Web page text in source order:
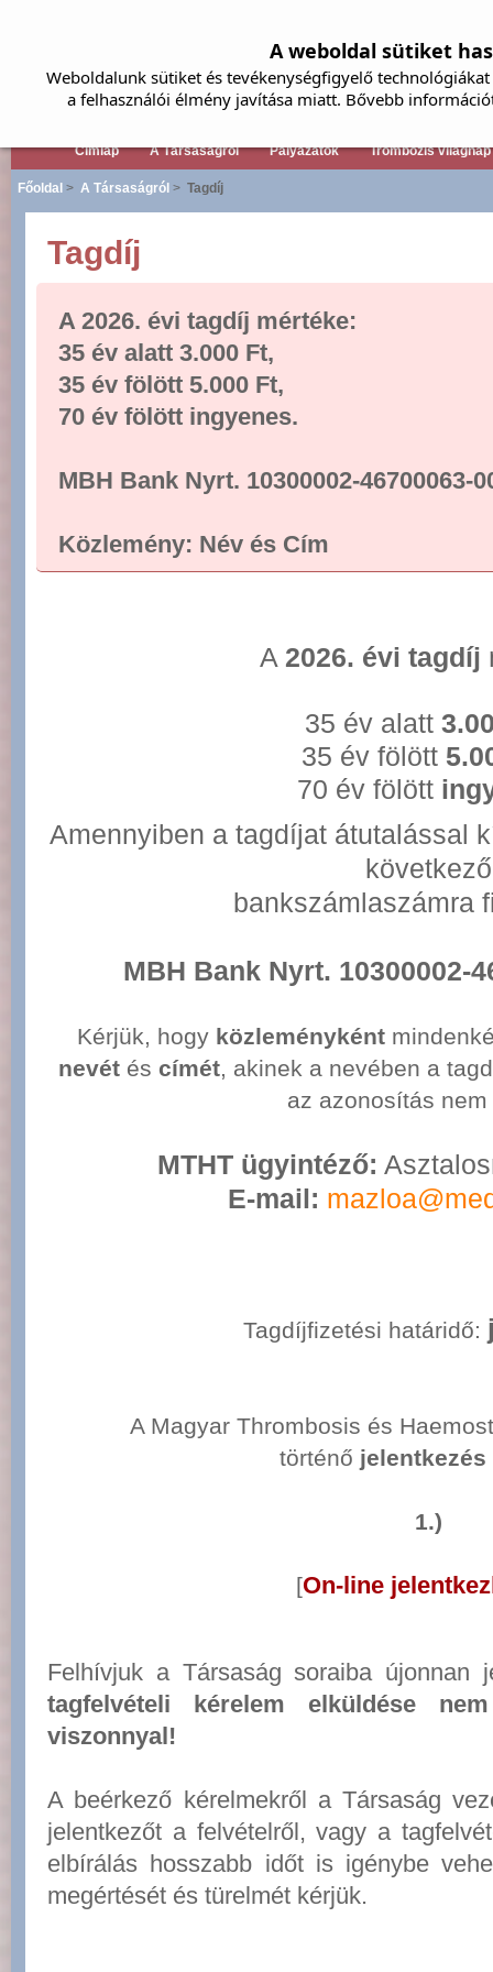
Címlap A Társaságról Pályázatok Trombózis világnap
Főoldal > A Társaságról > Tagdíj
Tagdíj
A 2026. évi tagdíj mértéke:
35 év alatt 3.000 Ft,
35 év fölött 5.000 Ft,
70 év fölött ingyenes.
MBH Bank Nyrt. 10300002-46700063-
Közlemény: Név és Cím
A 2026. évi tagdíj
35 év alatt
35 év fölött
70 év fölött
Amennyiben a tagdíjat átutalással
következő
bankszámlaszámra
MBH Bank Nyrt. 10300002-
Kérjük, hogy közleményként
nevét éscímét, akinek a nevében a
az azonosítás
MTHT ügyintéző:
E-mail:
Tagdíjfizetési határidő:
A Magyar Thrombosis és
történő
1.)
[On-line
Felhívjuk a Társaság soraiba újonnan
tagfelvételi kérelem elküldése
viszonnyal!
A beérkező kérelmekről a Társaság
jelentkezőt a felvételről, vagy a
elbírálás hosszabb időt is igénybe
megértését és türelmét kérjük.
A weboldal sütiket
Weboldalunk sütiket és tevékenységfigyelő
a felhasználói élmény javítása miatt. Bővebb